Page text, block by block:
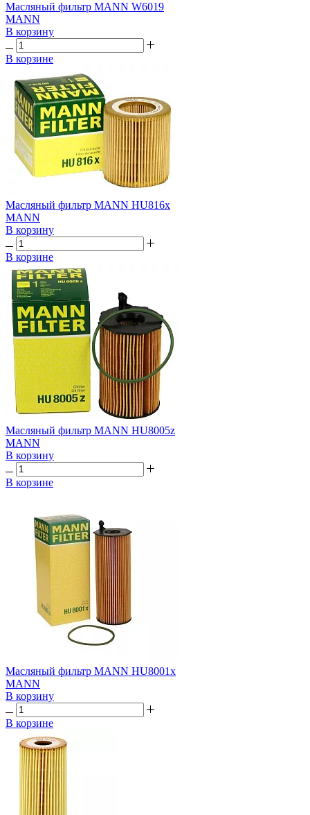
Масляный фильтр MANN W6019
MANN
В корзину
В корзине
Масляный фильтр MANN HU816x
MANN
В корзину
В корзине
Масляный фильтр MANN HU8005z
MANN
В корзину
В корзине
Масляный фильтр MANN HU8001х
MANN
В корзину
В корзине